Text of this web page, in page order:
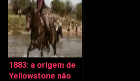
Westworld
1883: a origem de
Yellowstone não